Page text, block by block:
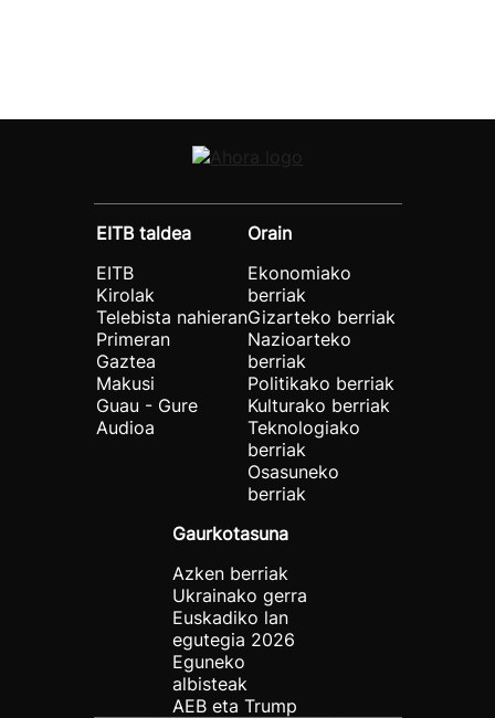
EITB taldea
EITB
Kirolak
Telebista nahieran
Primeran
Gaztea
Makusi
Guau - Gure
Audioa
Orain
Ekonomiako
berriak
Gizarteko berriak
Nazioarteko
berriak
Politikako berriak
Kulturako berriak
Teknologiako
berriak
Osasuneko
berriak
Gaurkotasuna
Azken berriak
Ukrainako gerra
Euskadiko lan
egutegia 2026
Eguneko
albisteak
AEB eta Trump